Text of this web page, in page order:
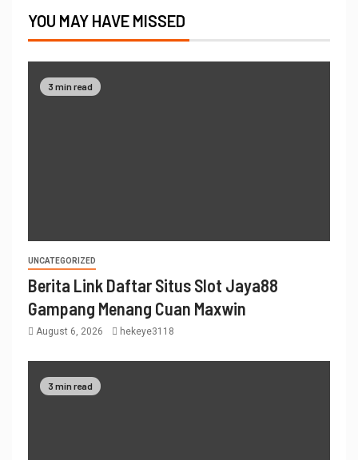
YOU MAY HAVE MISSED
3 min read
UNCATEGORIZED
Berita Link Daftar Situs Slot Jaya88
Gampang Menang Cuan Maxwin
August 6, 2026 hekeye3118
3 min read